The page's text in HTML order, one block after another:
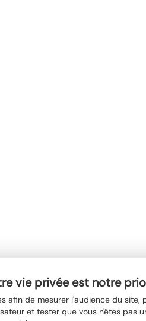
vie privée est notre
afin de mesurer l'audience du site,
et tester que vous n'êtes pas